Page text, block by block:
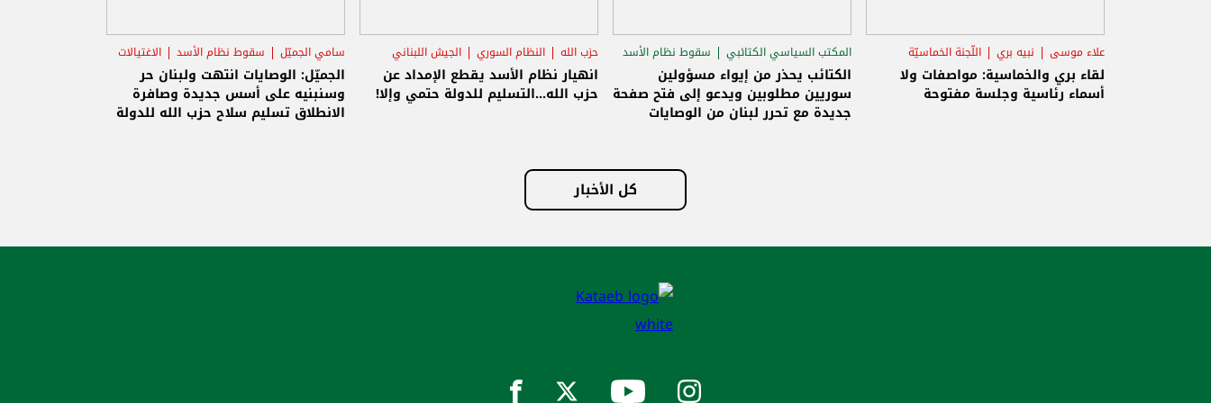
علاء موسى نبيه بري اللّجنة الخماسيّة
لقاء بري والخماسية: مواصفات ولا
أسماء رئاسية وجلسة مفتوحة
المكتب السياسي الكتائبي
سقوط نظام الأسد
الاستحقاق الرئاسي
الكتائب يحذر من إيواء مسؤولين
سوريين مطلوبين ويدعو إلى فتح صفحة
جديدة مع تحرر لبنان من الوصايات
حزب الله النظام السوري الجيش اللبناني
انهيار نظام الأسد يقطع الإمداد عن
حزب الله...التسليم للدولة حتمي وإلا!
سامي الجميّل سقوط نظام الأسد الاغتيالات
الجميّل: الوصايات انتهت ولبنان حر
وسنبنيه على أسس جديدة وصافرة
الانطلاق تسليم سلاح حزب الله للدولة
كل الأخبار